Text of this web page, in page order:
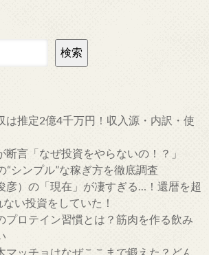
検索
は推定2億4千万円！収入源・内訳・使
断言「なぜ投資をやらないの！？」
“シンプル”な稼ぎ方を徹底調査
彦）の「現在」が凄すぎる…！還暦を超
ない投資をしていた！
プロテイン習慣とは？筋肉を作る飲み
マッチョはなぜここまで鍛えた？どん